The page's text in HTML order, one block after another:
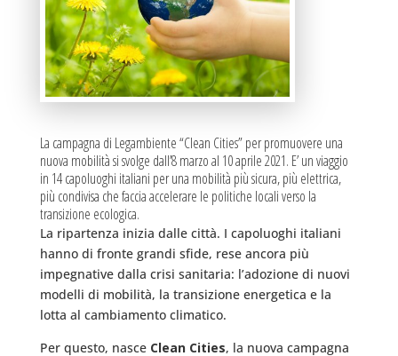
La campagna di Legambiente “Clean Cities” per promuovere una
nuova mobilità si svolge dall’8 marzo al 10 aprile 2021. E’ un viaggio
in 14 capoluoghi italiani per una mobilità più sicura, più elettrica,
più condivisa che faccia accelerare le politiche locali verso la
transizione ecologica.
La ripartenza inizia dalle città. I capoluoghi italiani
hanno di fronte grandi sfide, rese ancora più
impegnative dalla crisi sanitaria: l’adozione di nuovi
modelli di mobilità, la transizione energetica e la
lotta al cambiamento climatico.
Per questo, nasce Clean Cities, la nuova campagna